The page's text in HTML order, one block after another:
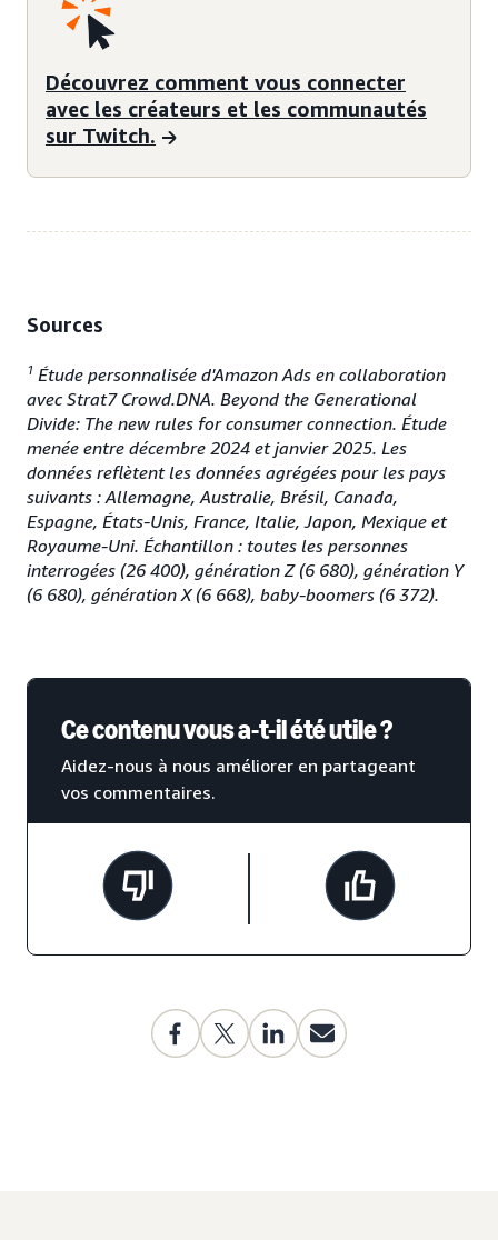
Découvrez comment vous connecter
avec les créateurs et les communautés
sur Twitch.
Sources
1 Étude personnalisée d'Amazon Ads en collaboration
avec Strat7 Crowd.DNA. Beyond the Generational
Divide: The new rules for consumer connection. Étude
menée entre décembre 2024 et janvier 2025. Les
données reflètent les données agrégées pour les pays
suivants : Allemagne, Australie, Brésil, Canada,
Espagne, États-Unis, France, Italie, Japon, Mexique et
Royaume-Uni. Échantillon : toutes les personnes
interrogées (26 400), génération Z (6 680), génération Y
(6 680), génération X (6 668), baby-boomers (6 372).
Ce contenu vous a-t-il été utile ?
Aidez-nous à nous améliorer en partageant
vos commentaires.